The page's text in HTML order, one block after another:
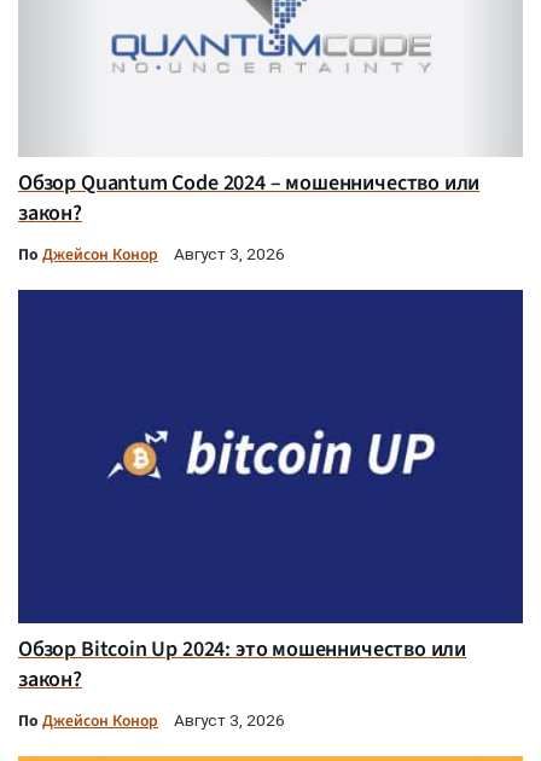
Обзор Quantum Code 2024 – мошенничество или
закон?
По Джейсон Конор Август 3, 2026
Обзор Bitcoin Up 2024: это мошенничество или
закон?
По Джейсон Конор Август 3, 2026